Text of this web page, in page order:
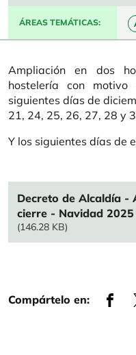
ÁREAS TEMÁTICAS
Ampliación en dos
hostelería con
siguientes días de
21, 24, 25, 26, 27, 28 y
Y los siguientes días de
File
Decreto de Alcaldía -
cierre - Navidad
(146.28 KB)
Compártelo en: